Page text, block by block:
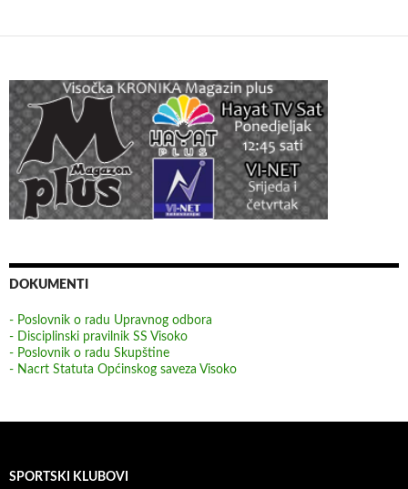
DOKUMENTI
- Poslovnik o radu Upravnog odbora
- Disciplinski pravilnik SS Visoko
- Poslovnik o radu Skupštine
- Nacrt Statuta Općinskog saveza Visoko
SPORTSKI KLUBOVI